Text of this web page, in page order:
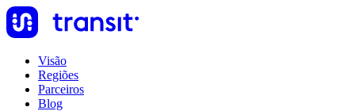
Visão
Regiões
Parceiros
Blog